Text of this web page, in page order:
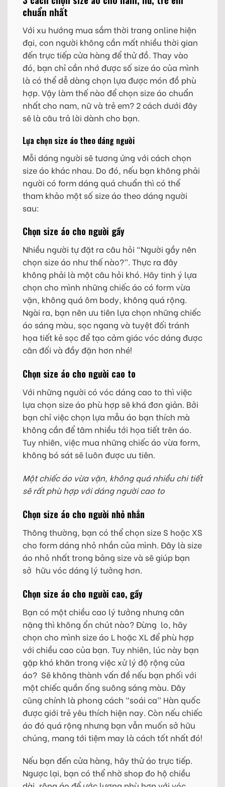
chuẩn nhất
Với xu hướng mua sắm thời trang online hiện
đại, con người không cần mất nhiều thời gian
đến trực tiếp cửa hàng để thử đồ. Thay vào
đó, bạn chỉ cần nhớ được số size áo của mình
là có thể dễ dàng chọn lựa được món đồ phù
hợp. Vậy làm thế nào để chọn size áo chuẩn
nhất cho nam, nữ và trẻ em? 2 cách dưới đây
sẽ là câu trả lời dành cho bạn.
Lựa chọn size áo theo dáng người
Mỗi dáng người sẽ tương ứng với cách chọn
size áo khác nhau. Do đó, nếu bạn không phải
người có form dáng quá chuẩn thì có thể
tham khảo một số size áo theo dáng người
sau:
Chọn size áo cho người gầy
Nhiều người tự đặt ra câu hỏi “Người gầy nên
chọn size áo như thế nào?”. Thực ra đây
không phải là một câu hỏi khó. Hãy tinh ý lựa
chọn cho mình những chiếc áo có form vừa
vặn, không quá ôm body, không quá rộng.
Ngài ra, bạn nên ưu tiên lựa chọn những chiếc
áo sáng màu, sọc ngang và tuyệt đối tránh
họa tiết kẻ sọc để tạo cảm giác vóc dáng được
cân đối và đầy đặn hơn nhé!
Chọn size áo cho người cao to
Với những người có vóc dáng cao to thì việc
lựa chọn size áo phù hợp sẽ khá đơn giản. Bởi
bạn chỉ việc chọn lựa mẫu áo bạn thích mà
không cần để tâm nhiều tới họa tiết trên áo.
Tuy nhiên, việc mua những chiếc áo vừa form,
không bó sát sẽ luôn được ưu tiên.
Một chiếc áo vừa vặn, không quá nhiều chi tiết
sẽ rất phù hợp với dáng người cao to
Chọn size áo cho người nhỏ nhắn
Thông thường, bạn có thể chọn size S hoặc XS
cho form dáng nhỏ nhắn của mình. Đây là size
áo nhỏ nhất trong bảng size và sẽ giúp bạn
sở hữu vóc dáng lý tưởng hơn.
Chọn size áo cho người cao, gầy
Bạn có một chiều cao lý tưởng nhưng cân
nặng thì không ổn chút nào? Đừng lo, hãy
chọn cho mình size áo L hoặc XL để phù hợp
với chiều cao của bạn. Tuy nhiên, lúc này bạn
gặp khó khăn trong việc xử lý độ rộng của
áo? Sẽ không thành vấn đề nếu bạn phối với
một chiếc quần ống suông sáng màu. Đây
cũng chính là phong cách “soái ca” Hàn quốc
được giới trẻ yêu thích hiện nay. Còn nếu chiếc
áo đó quá rộng nhưng bạn vẫn muốn sở hữu
chúng, mang tới tiệm may là cách tốt nhất đó!
Nếu bạn đến cửa hàng, hãy thử áo trực tiếp.
Ngược lại, bạn có thể nhờ shop đo hộ chiều